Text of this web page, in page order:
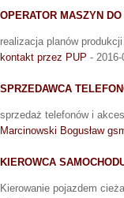
OPERATOR MASZYN
realizacja planów
kontakt przez PUP - 2016-
SPRZEDAWCA
sprzedaż telefonów i
Marcinowski Bogusław
KIEROWCA
Kierowanie pojazdem